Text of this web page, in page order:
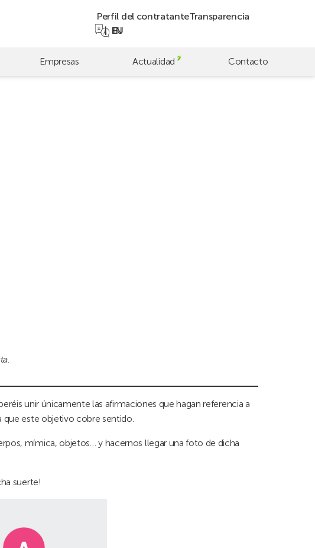
Perfil del contratanteTransparencia
EU
EN
Empresas Actualidad Contacto
unir únicamente las afirmaciones que hagan referencia a
que este objetivo cobre sentido.
mímica, objetos… y hacernos llegar una foto de dicha
suerte!